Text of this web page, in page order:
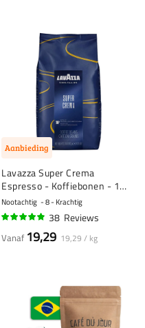
Aanbieding
Lavazza Super Crema
Espresso - Koffiebonen - 1
kilo
Nootachtig 8 - Krachtig
38 Reviews
Vanaf 19,29 19,29 / kg